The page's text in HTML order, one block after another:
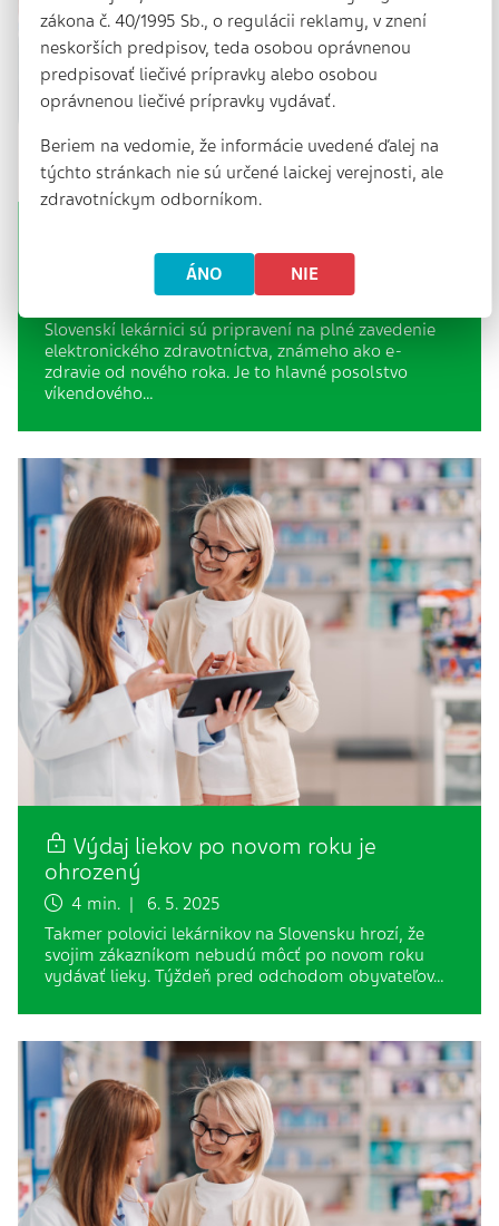
elektronické zdravotníctvo?
2 min. | 6. 5. 2025
Slovenskí lekárnici sú pripravení na plné zavedenie
elektronického zdravotníctva, známeho ako e-
zdravie od nového roka. Je to hlavné posolstvo
víkendového…
Výdaj liekov po novom roku je
ohrozený
4 min. | 6. 5. 2025
Takmer polovici lekárnikov na Slovensku hrozí, že
svojim zákazníkom nebudú môcť po novom roku
vydávať lieky. Týždeň pred odchodom obyvateľov…
zákona č. 40/1995 Sb., o regulácii reklamy, v znení
neskorších predpisov, teda osobou oprávnenou
predpisovať liečivé prípravky alebo osobou
oprávnenou liečivé prípravky vydávať.
Beriem na vedomie, že informácie uvedené ďalej na
týchto stránkach nie sú určené laickej verejnosti, ale
zdravotníckym odborníkom.
ÁNO NIE